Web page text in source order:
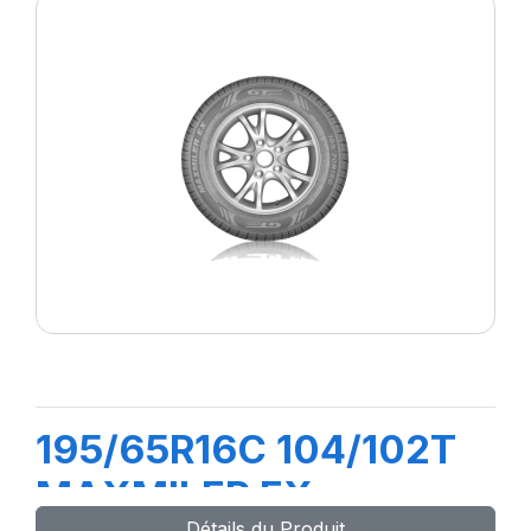
195/65R16C 104/102T
MAXMILER EX